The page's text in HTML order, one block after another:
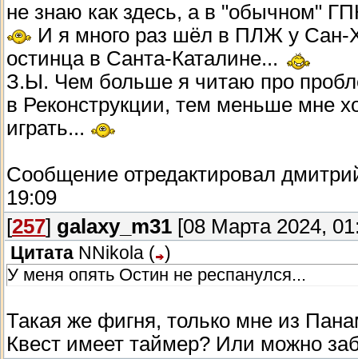
не знаю как здесь, а в "обычном"
И я много раз шёл в ПЛЖ у Сан-
остинца в Санта-Каталине...
З.Ы. Чем больше я читаю про
в Реконструкции, тем меньше мне
играть...
Сообщение отредактировал
19:09
[257] galaxy_m31 [08 Марта 2024,
Цитата NNikola ( )
У меня опять Остин не респанулся...
Такая же фигня, только мне из
Квест имеет таймер? Или можно